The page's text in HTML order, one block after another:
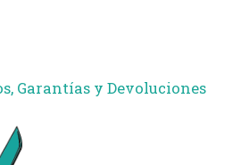
Garantías y Devoluciones